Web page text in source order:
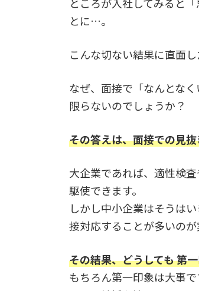
とに…。
こんな切ない結果に直面
なぜ、面接で「なんとな
限らないのでしょうか？
その答えは、面接での見
大企業であれば、適性検
駆使できます。
しかし中小企業はそうは
接対応することが多いのが
その結果、どうしても 第
もちろん第一印象は大事